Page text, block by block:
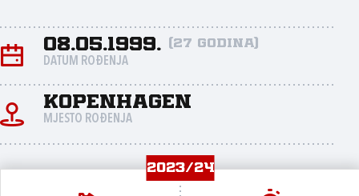
08.05.1999. (27 godina)
DATUM ROĐENJA
Kopenhagen
MJESTO ROĐENJA
2023/24